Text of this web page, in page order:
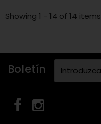
Showing 1 - 14 of 14 items
Boletín